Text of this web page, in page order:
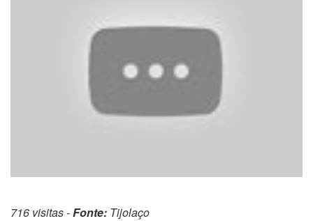
716 visitas -Fonte: Tijolaço